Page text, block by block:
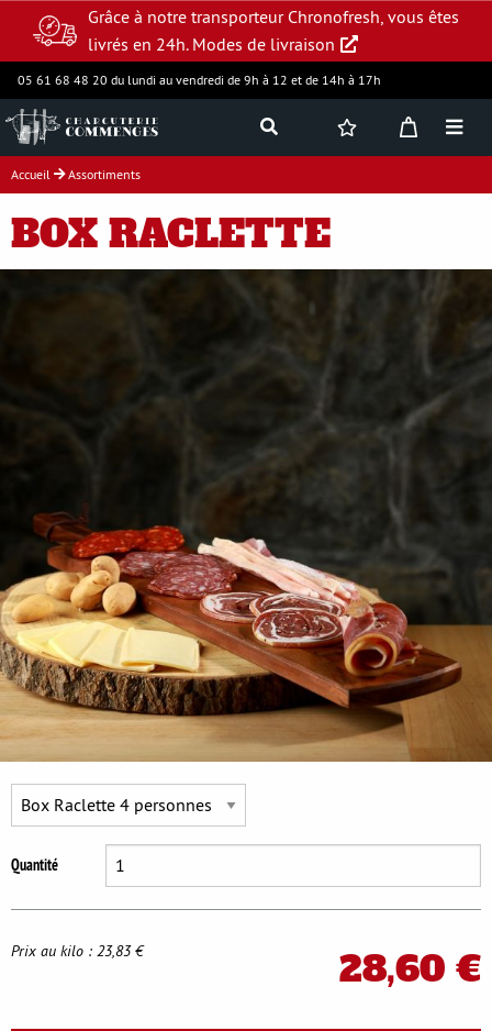
Grâce à notre transporteur Chronofresh, vous êtes
livrés en 24h. Modes de livraison
05 61 68 48 20 du lundi au vendredi de 9h à 12 et de 14h à 17h
Se déconnecter
Jambon supérieur
Charcuterie
Assortiments
Accueil Assortiments
BOX RACLETTE
Quantité
28,60 €
Prix au kilo : 23,83 €